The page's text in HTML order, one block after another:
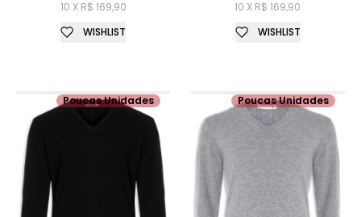
10 X R$ 169,90
WISHLIST
10 X R$ 169,90
WISHLIST
Poucas Unidades Poucas Unidades